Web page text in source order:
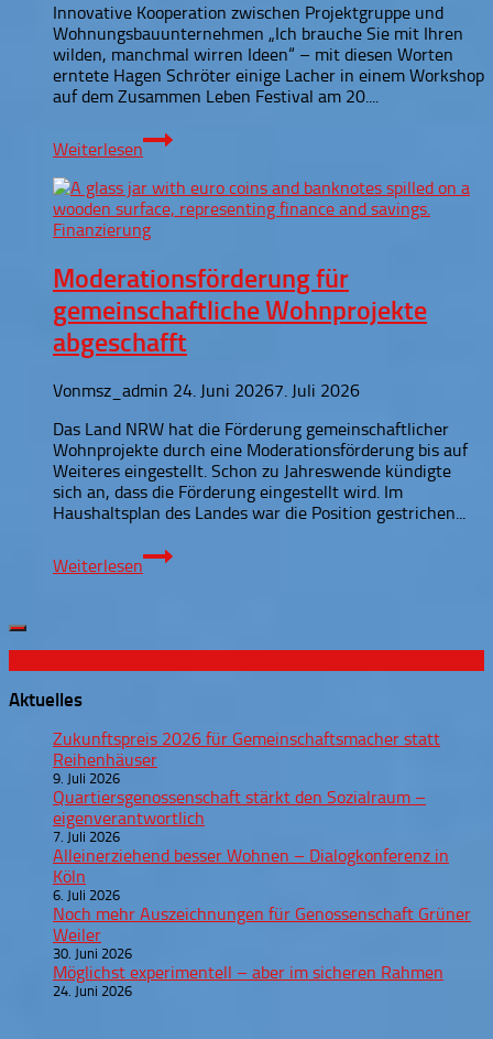
Innovative Kooperation zwischen Projektgruppe und
Wohnungsbauunternehmen „Ich brauche Sie mit Ihren
wilden, manchmal wirren Ideen“ – mit diesen Worten
erntete Hagen Schröter einige Lacher in einem Workshop
auf dem Zusammen Leben Festival am 20....
Weiterlesen
Möglichst
experimentell
aber
im
sicheren
Finanzierung
Moderationsförderung für
gemeinschaftliche Wohnprojekte
abgeschafft
Vonmsz_admin 24. Juni 20267. Juli 2026
Das Land NRW hat die Förderung gemeinschaftlicher
Wohnprojekte durch eine Moderationsförderung bis auf
Weiteres eingestellt. Schon zu Jahreswende kündigte
sich an, dass die Förderung eingestellt wird. Im
Haushaltsplan des Landes war die Position gestrichen...
Weiterlesen
Moderationsförderung
für
Aktuelles
Zukunftspreis 2026 für Gemeinschaftsmacher statt
Reihenhäuser
9. Juli 2026
Quartiersgenossenschaft stärkt den Sozialraum –
eigenverantwortlich
7. Juli 2026
Alleinerziehend besser Wohnen – Dialogkonferenz in
Köln
6. Juli 2026
Noch mehr Auszeichnungen für Genossenschaft Grüner
Weiler
30. Juni 2026
Möglichst experimentell – aber im sicheren Rahmen
24. Juni 2026